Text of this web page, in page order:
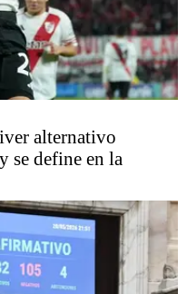
alternativo
se define en la